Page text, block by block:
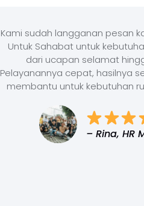
Kami sudah langganan pesan
Untuk Sahabat untuk
dari ucapan selamat
Pelayanannya cepat, hasilnya
membantu untuk kebutuhan
– Rina, HR